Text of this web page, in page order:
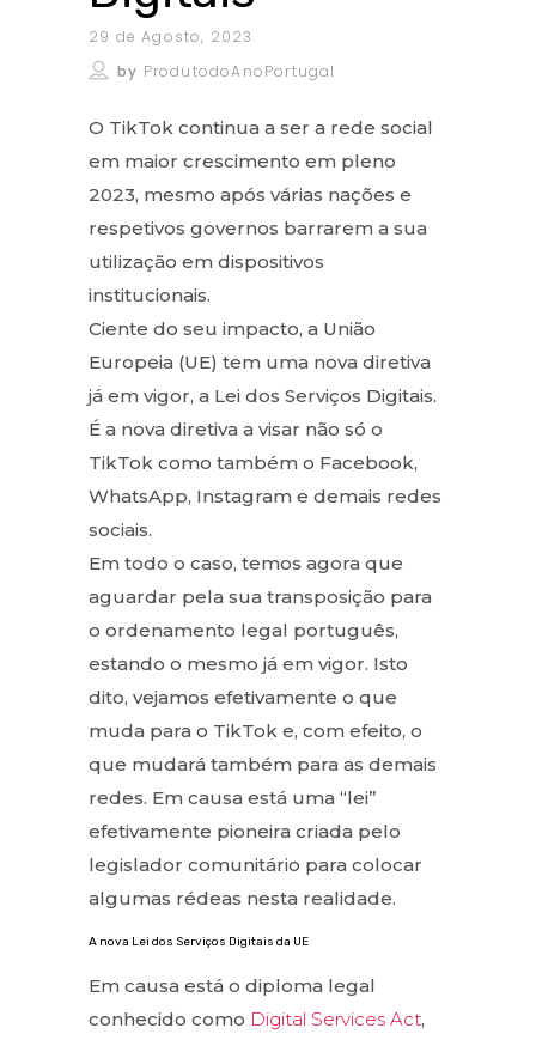
29 de Agosto, 2023
by ProdutodoAnoPortugal
O TikTok continua a ser a rede social
em maior crescimento em pleno
2023, mesmo após várias nações e
respetivos governos barrarem a sua
utilização em dispositivos
institucionais.
Ciente do seu impacto, a União
Europeia (UE) tem uma nova diretiva
já em vigor, a Lei dos Serviços Digitais.
É a nova diretiva a visar não só o
TikTok como também o Facebook,
WhatsApp, Instagram e demais redes
sociais.
Em todo o caso, temos agora que
aguardar pela sua transposição para
o ordenamento legal português,
estando o mesmo já em vigor. Isto
dito, vejamos efetivamente o que
muda para o TikTok e, com efeito, o
que mudará também para as demais
redes. Em causa está uma “lei”
efetivamente pioneira criada pelo
legislador comunitário para colocar
algumas rédeas nesta realidade.
A nova Lei dos Serviços Digitais da UE
Em causa está o diploma legal
conhecido como Digital Services Act,